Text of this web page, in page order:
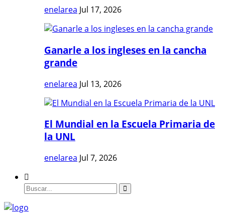
enelarea Jul 17, 2026
Ganarle a los ingleses en la cancha
grande
enelarea Jul 13, 2026
El Mundial en la Escuela Primaria de
la UNL
enelarea Jul 7, 2026